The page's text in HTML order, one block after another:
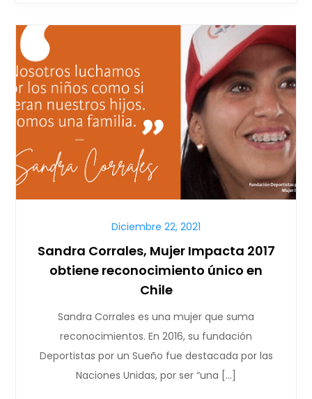
Diciembre 22, 2021
Sandra Corrales, Mujer Impacta 2017
obtiene reconocimiento único en
Chile
Sandra Corrales es una mujer que suma
reconocimientos. En 2016, su fundación
Deportistas por un Sueño fue destacada por las
Naciones Unidas, por ser “una […]